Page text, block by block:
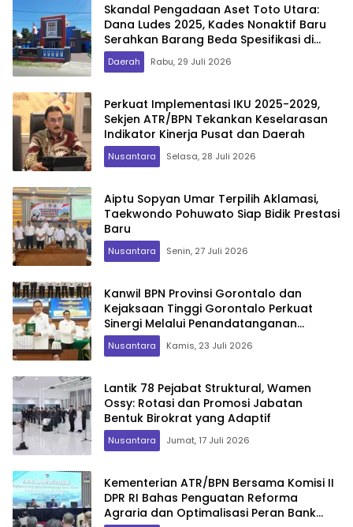
Skandal Pengadaan Aset Toto Utara:
Dana Ludes 2025, Kades Nonaktif Baru
Serahkan Barang Beda Spesifikasi di
2026
Daerah Rabu, 29 Juli 2026
Perkuat Implementasi IKU 2025-2029,
Sekjen ATR/BPN Tekankan Keselarasan
Indikator Kinerja Pusat dan Daerah
Nusantara Selasa, 28 Juli 2026
Aiptu Sopyan Umar Terpilih Aklamasi,
Taekwondo Pohuwato Siap Bidik Prestasi
Baru
Nusantara Senin, 27 Juli 2026
Kanwil BPN Provinsi Gorontalo dan
Kejaksaan Tinggi Gorontalo Perkuat
Sinergi Melalui Penandatanganan
Perjanjian Kerja Sama
Nusantara Kamis, 23 Juli 2026
Lantik 78 Pejabat Struktural, Wamen
Ossy: Rotasi dan Promosi Jabatan
Bentuk Birokrat yang Adaptif
Nusantara Jumat, 17 Juli 2026
Kementerian ATR/BPN Bersama Komisi II
DPR RI Bahas Penguatan Reforma
Agraria dan Optimalisasi Peran Bank